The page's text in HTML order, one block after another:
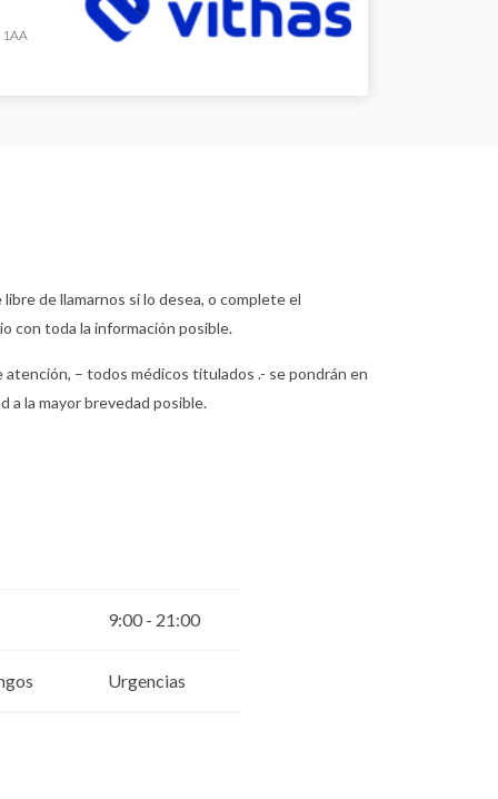
de llamarnos si lo desea, o complete el
con toda la información posible.
– todos médicos titulados .- se pondrán en
a la mayor brevedad posible.
9:00 - 21:00
Urgencias